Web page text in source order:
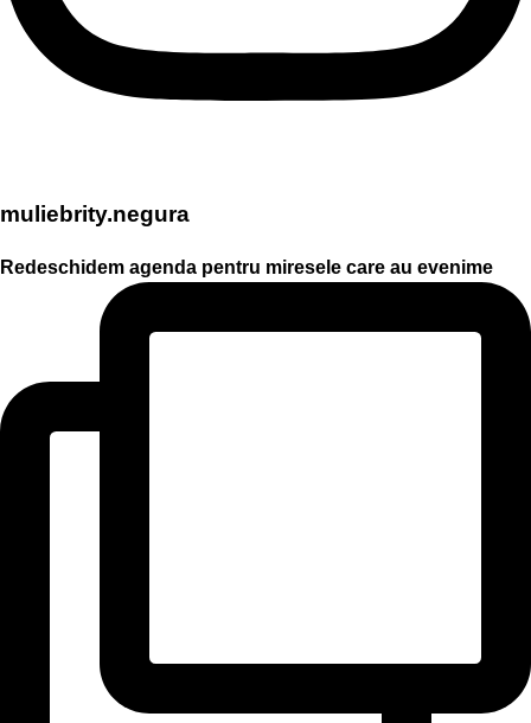
muliebrity.negura
Redeschidem agenda pentru miresele care au evenime